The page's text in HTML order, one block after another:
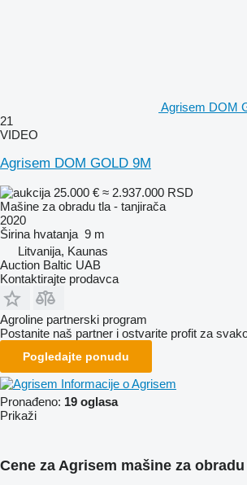
Agrisem DOM
21
VIDEO
Agrisem DOM GOLD 9M
25.000 € ≈ 2.937.000 RSD
Mašine za obradu tla - tanjirača
2020
Širina hvatanja 9 m
Litvanija, Kaunas
Auction Baltic UAB
Kontaktirajte prodavca
Agroline partnerski program
Postanite naš partner i ostvarite profit za
Pogledajte ponudu
Informacije o Agrisem
Pronađeno: 19 oglasa
Prikaži
Cene za Agrisem mašine za